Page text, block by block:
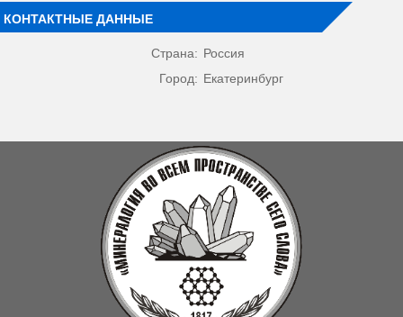
КОНТАКТНЫЕ ДАННЫЕ
Страна: Россия
Город: Екатеринбург